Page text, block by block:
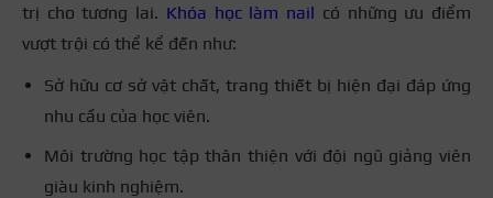
trị cho tương lai. Khóa học làm nail có những ưu điểm
vượt trội có thể kể đến như:
Sở hữu cơ sở vật chất, trang thiết bị hiện đại đáp ứng
nhu cầu của học viên.
Môi trường học tập thân thiện với đội ngũ giảng viên
giàu kinh nghiệm.